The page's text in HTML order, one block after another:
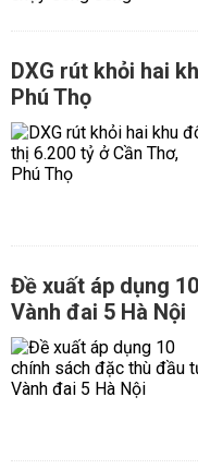
DXG rút khỏi hai
Phú Thọ
Đề xuất áp dụng
Vành đai 5 Hà Nội